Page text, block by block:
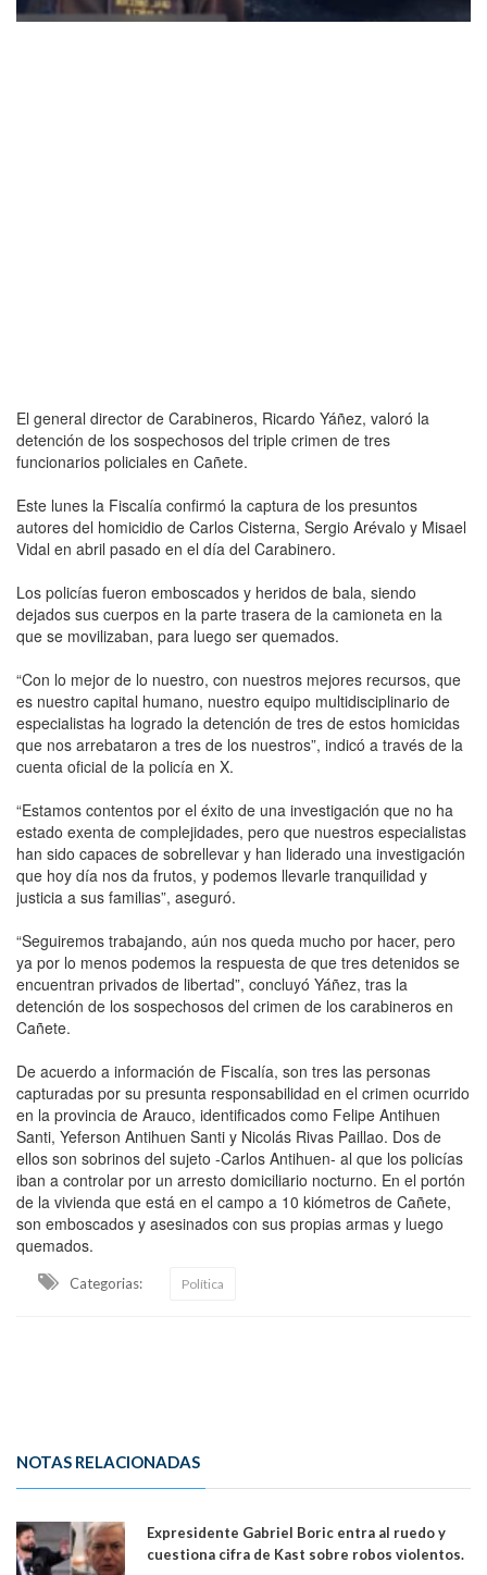
El general director de Carabineros, Ricardo Yáñez, valoró la
detención de los sospechosos del triple crimen de tres
funcionarios policiales en Cañete.
Este lunes la Fiscalía confirmó la captura de los presuntos
autores del homicidio de Carlos Cisterna, Sergio Arévalo y Misael
Vidal en abril pasado en el día del Carabinero.
Los policías fueron emboscados y heridos de bala, siendo
dejados sus cuerpos en la parte trasera de la camioneta en la
que se movilizaban, para luego ser quemados.
“Con lo mejor de lo nuestro, con nuestros mejores recursos, que
es nuestro capital humano, nuestro equipo multidisciplinario de
especialistas ha logrado la detención de tres de estos homicidas
que nos arrebataron a tres de los nuestros”, indicó a través de la
cuenta oficial de la policía en X.
“Estamos contentos por el éxito de una investigación que no ha
estado exenta de complejidades, pero que nuestros especialistas
han sido capaces de sobrellevar y han liderado una investigación
que hoy día nos da frutos, y podemos llevarle tranquilidad y
justicia a sus familias”, aseguró.
“Seguiremos trabajando, aún nos queda mucho por hacer, pero
ya por lo menos podemos la respuesta de que tres detenidos se
encuentran privados de libertad”, concluyó Yáñez, tras la
detención de los sospechosos del crimen de los carabineros en
Cañete.
De acuerdo a información de Fiscalía, son tres las personas
capturadas por su presunta responsabilidad en el crimen ocurrido
en la provincia de Arauco, identificados como Felipe Antihuen
Santi, Yeferson Antihuen Santi y Nicolás Rivas Paillao. Dos de
ellos son sobrinos del sujeto -Carlos Antihuen- al que los policías
iban a controlar por un arresto domiciliario nocturno. En el portón
de la vivienda que está en el campo a 10 kiómetros de Cañete,
son emboscados y asesinados con sus propias armas y luego
quemados.
Categorias: Política
NOTAS RELACIONADAS
Expresidente Gabriel Boric entra al ruedo y
cuestiona cifra de Kast sobre robos violentos.